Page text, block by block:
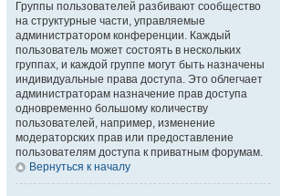
Группы пользователей разбивают сообщество
на структурные части, управляемые
администратором конференции. Каждый
пользователь может состоять в нескольких
группах, и каждой группе могут быть назначены
индивидуальные права доступа. Это облегчает
администраторам назначение прав доступа
одновременно большому количеству
пользователей, например, изменение
модераторских прав или предоставление
пользователям доступа к приватным форумам.
Вернуться к началу